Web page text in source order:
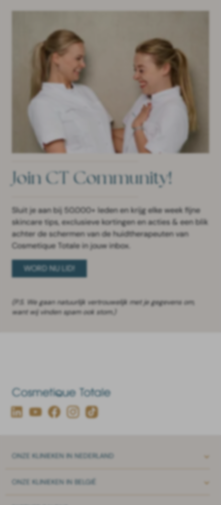
Join CT Community!
Sluit je aan bij 50.000+ leden en krijg elke week fijne
skincare tips, exclusieve kortingen en acties & een blik
achter de schermen van de huidtherapeuten van
Cosmetique Totale in jouw inbox.
WORD NU LID!
(P.S. We gaan natuurlijk vertrouwelijk met je gegevens om,
want wij vinden spam ook stom.)
ONZE KLINIEKEN IN NEDERLAND
ONZE KLINIEKEN IN BELGIË